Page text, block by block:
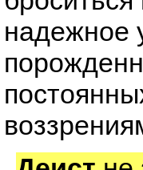
надежное